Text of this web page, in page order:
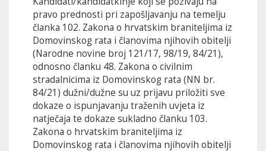
pravo prednosti pri zapošljavanju na temelju
članka 102. Zakona o hrvatskim braniteljima iz
Domovinskog rata i članovima njihovih obitelji
(Narodne novine broj 121/17, 98/19, 84/21),
odnosno članku 48. Zakona o civilnim
stradalnicima iz Domovinskog rata (NN br.
84/21) dužni/dužne su uz prijavu priložiti sve
dokaze o ispunjavanju traženih uvjeta iz
natječaja te dokaze sukladno članku 103.
Zakona o hrvatskim braniteljima iz
Domovinskog rata i članovima njihovih obitelji